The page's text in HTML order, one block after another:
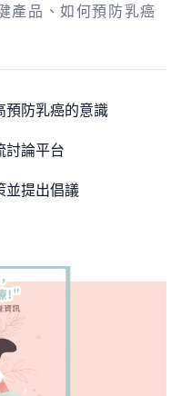
產品、如何預防乳癌
預防乳癌的意識
討論平台
並提出倡議